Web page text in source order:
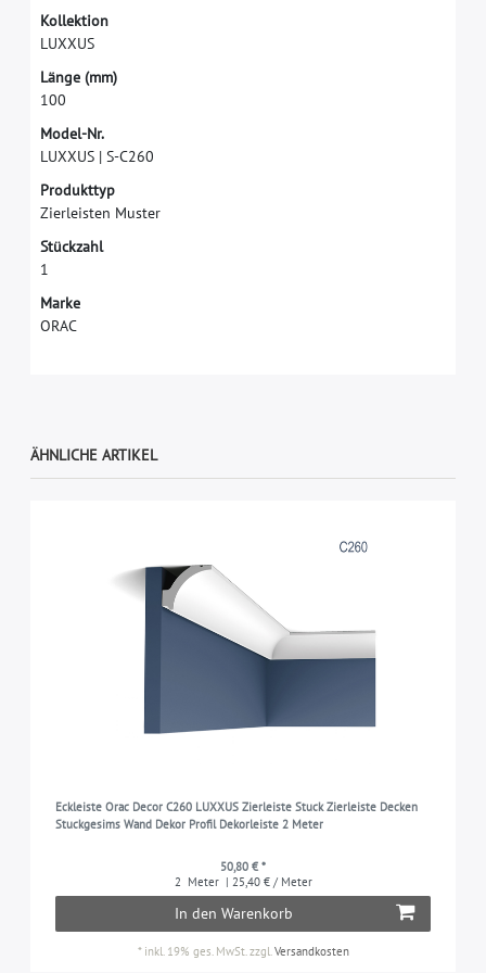
Kollektion
LUXXUS
Länge (mm)
100
Model-Nr.
LUXXUS | S-C260
Produkttyp
Zierleisten Muster
Stückzahl
1
Marke
ORAC
ÄHNLICHE ARTIKEL
Eckleiste Orac Decor C260 LUXXUS Zierleiste Stuck Zierleiste Decken
Stuckgesims Wand Dekor Profil Dekorleiste 2 Meter
50,80 € *
2 Meter | 25,40 € / Meter
In den Warenkorb
* inkl. 19% ges. MwSt. zzgl. Versandkosten